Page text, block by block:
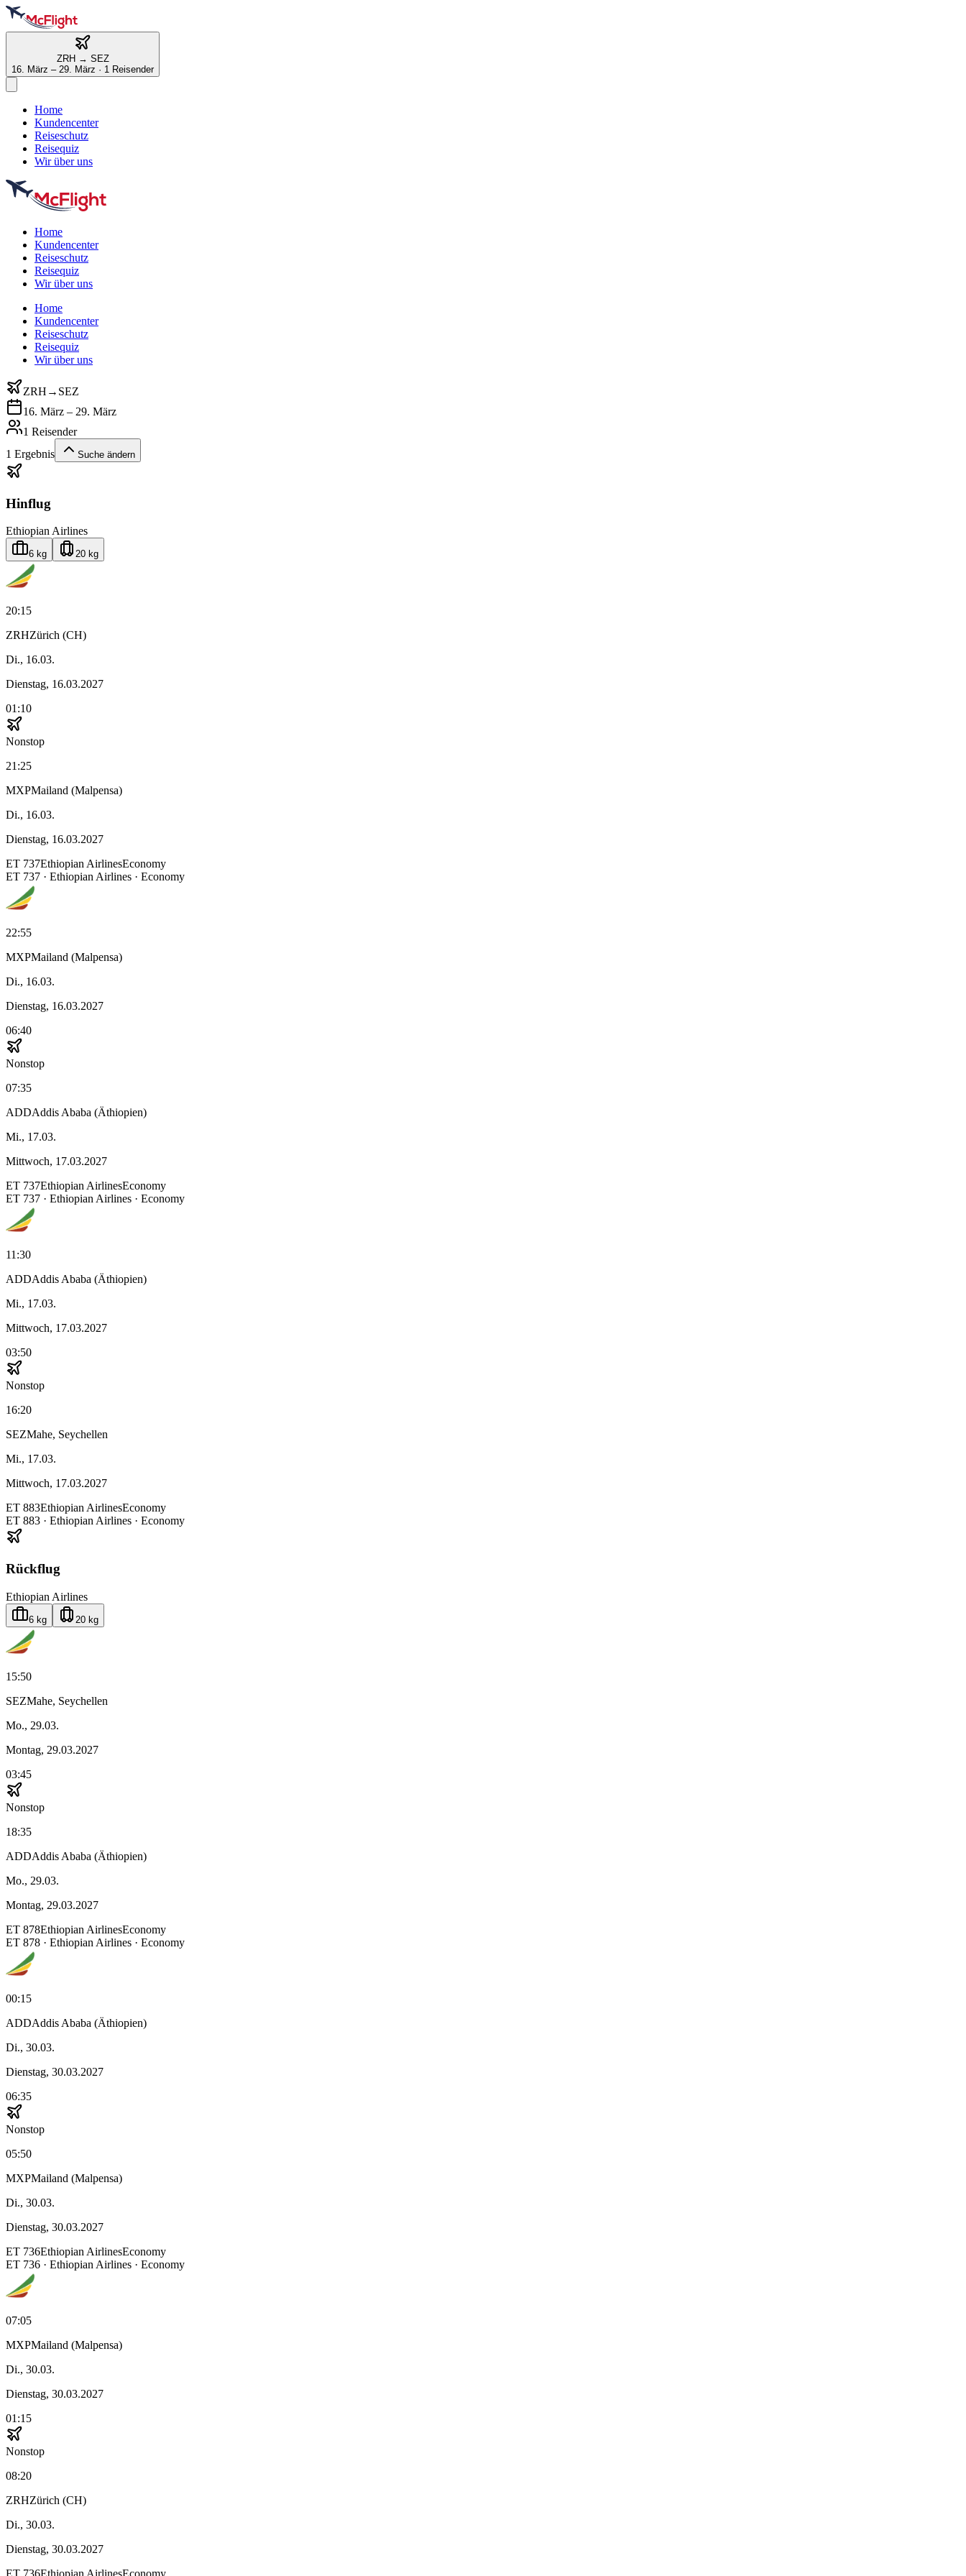
ZRH → SEZ
16. März – 29. März · 1 Reisender
Home
Kundencenter
Reiseschutz
Reisequiz
Wir über uns
Home
Kundencenter
Reiseschutz
Reisequiz
Wir über uns
Home
Kundencenter
Reiseschutz
Reisequiz
Wir über uns
ZRH → SEZ
16. März – 29. März
1 Reisender
1 Ergebnis Suche ändern
Hinflug
Ethiopian Airlines
6 kg 20 kg
20:15
ZRHZürich (CH)
Di., 16.03.
Dienstag, 16.03.2027
01:10
Nonstop
21:25
MXPMailand (Malpensa)
Di., 16.03.
Dienstag, 16.03.2027
ET 737Ethiopian AirlinesEconomy
ET 737 · Ethiopian Airlines · Economy
22:55
MXPMailand (Malpensa)
Di., 16.03.
Dienstag, 16.03.2027
06:40
Nonstop
07:35
ADDAddis Ababa (Äthiopien)
Mi., 17.03.
Mittwoch, 17.03.2027
ET 737Ethiopian AirlinesEconomy
ET 737 · Ethiopian Airlines · Economy
11:30
ADDAddis Ababa (Äthiopien)
Mi., 17.03.
Mittwoch, 17.03.2027
03:50
Nonstop
16:20
SEZMahe, Seychellen
Mi., 17.03.
Mittwoch, 17.03.2027
ET 883Ethiopian AirlinesEconomy
ET 883 · Ethiopian Airlines · Economy
Rückflug
Ethiopian Airlines
6 kg 20 kg
15:50
SEZMahe, Seychellen
Mo., 29.03.
Montag, 29.03.2027
03:45
Nonstop
18:35
ADDAddis Ababa (Äthiopien)
Mo., 29.03.
Montag, 29.03.2027
ET 878Ethiopian AirlinesEconomy
ET 878 · Ethiopian Airlines · Economy
00:15
ADDAddis Ababa (Äthiopien)
Di., 30.03.
Dienstag, 30.03.2027
06:35
Nonstop
05:50
MXPMailand (Malpensa)
Di., 30.03.
Dienstag, 30.03.2027
ET 736Ethiopian AirlinesEconomy
ET 736 · Ethiopian Airlines · Economy
07:05
MXPMailand (Malpensa)
Di., 30.03.
Dienstag, 30.03.2027
01:15
Nonstop
08:20
ZRHZürich (CH)
Di., 30.03.
Dienstag, 30.03.2027
ET 736Ethiopian AirlinesEconomy